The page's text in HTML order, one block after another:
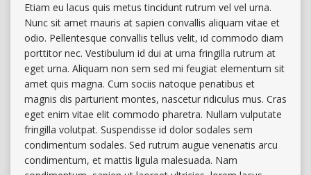
Etiam eu lacus quis metus tincidunt rutrum vel vel urna.
Nunc sit amet mauris at sapien convallis aliquam vitae et
odio. Pellentesque convallis tellus velit, id commodo diam
porttitor nec. Vestibulum id dui at urna fringilla rutrum at
eget urna. Aliquam non sem sed mi feugiat elementum sit
amet quis magna. Cum sociis natoque penatibus et
magnis dis parturient montes, nascetur ridiculus mus. Cras
eget enim vitae elit commodo pharetra. Nullam vulputate
fringilla volutpat. Suspendisse id dolor sodales sem
condimentum sodales. Sed rutrum augue venenatis arcu
condimentum, et mattis ligula malesuada. Nam